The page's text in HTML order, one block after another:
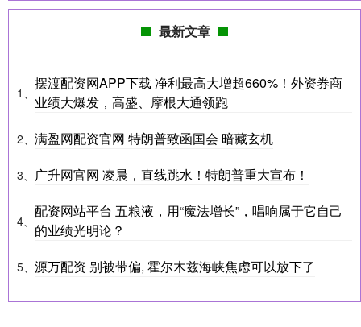
最新文章
1、
摆渡配资网APP下载 净利最高大增超660%！外资券商
业绩大爆发，高盛、摩根大通领跑
2、 满盈网配资官网 特朗普致函国会 暗藏玄机
3、 广升网官网 凌晨，直线跳水！特朗普重大宣布！
4、
配资网站平台 五粮液，用“魔法增长”，唱响属于它自己
的业绩光明论？
5、 源万配资 别被带偏, 霍尔木兹海峡焦虑可以放下了